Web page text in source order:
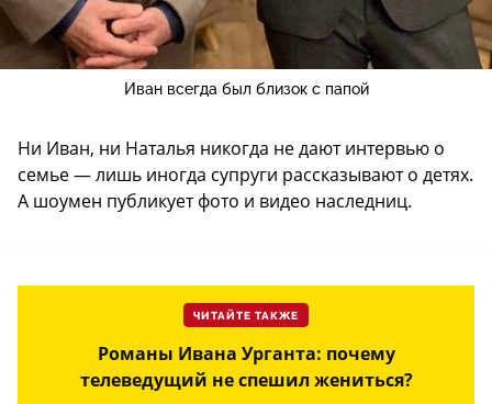
Иван всегда был близок с папой
Ни Иван, ни Наталья никогда не дают интервью о
семье — лишь иногда супруги рассказывают о детях.
А шоумен публикует фото и видео наследниц.
ЧИТАЙТЕ ТАКЖЕ
Романы Ивана Урганта: почему
телеведущий не спешил жениться?